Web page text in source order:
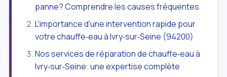
panne? Comprendre les causes fréquentes
L'importance d'une intervention rapide pour
votre chauffe‑eau à Ivry‑sur‑Seine (94200)
Nos services de réparation de chauffe‑eau à
Ivry‑sur‑Seine: une expertise complète